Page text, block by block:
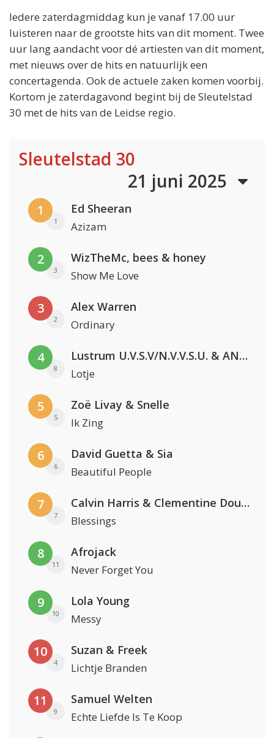
Iedere zaterdagmiddag kun je vanaf 17.00 uur
luisteren naar de grootste hits van dit moment. Twee
uur lang aandacht voor dé artiesten van dit moment,
met nieuws over de hits en natuurlijk een
concertagenda. Ook de actuele zaken komen voorbij.
Kortom je zaterdagavond begint bij de Sleutelstad
30 met de hits van de Leidse regio.
Sleutelstad 30
21 juni 2025
1
1
Ed Sheeran
Azizam
2
3
WizTheMc, bees & honey
Show Me Love
3
2
Alex Warren
Ordinary
4
8
Lustrum U.V.S.V/N.V.V.S.U. & ANNO ONS & Jopke van Dobbenburgh & Roeland Beelen
Lotje
5
5
Zoë Livay & Snelle
Ik Zing
6
6
David Guetta & Sia
Beautiful People
7
7
Calvin Harris & Clementine Douglas
Blessings
8
11
Afrojack
Never Forget You
9
10
Lola Young
Messy
10
4
Suzan & Freek
Lichtje Branden
11
9
Samuel Welten
Echte Liefde Is Te Koop